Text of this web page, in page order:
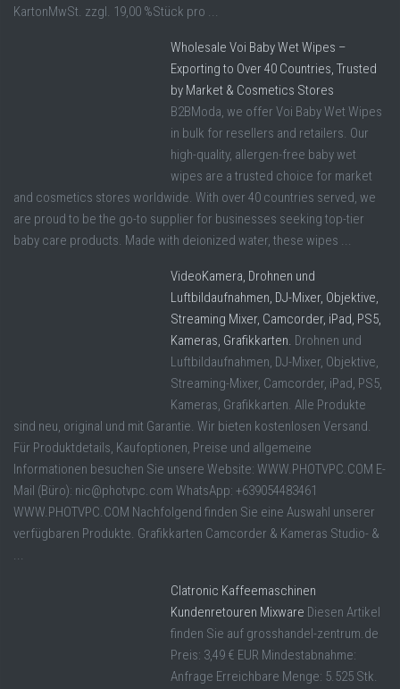
KartonMwSt. zzgl. 19,00 %Stück pro ...
Wholesale Voi Baby Wet Wipes –
Exporting to Over 40 Countries, Trusted
by Market & Cosmetics Stores
B2BModa, we offer Voi Baby Wet Wipes
in bulk for resellers and retailers. Our
high-quality, allergen-free baby wet
wipes are a trusted choice for market
and cosmetics stores worldwide. With over 40 countries served, we
are proud to be the go-to supplier for businesses seeking top-tier
baby care products. Made with deionized water, these wipes ...
VideoKamera, Drohnen und
Luftbildaufnahmen, DJ-Mixer, Objektive,
Streaming Mixer, Camcorder, iPad, PS5,
Kameras, Grafikkarten. Drohnen und
Luftbildaufnahmen, DJ-Mixer, Objektive,
Streaming-Mixer, Camcorder, iPad, PS5,
Kameras, Grafikkarten. Alle Produkte
sind neu, original und mit Garantie. Wir bieten kostenlosen Versand.
Für Produktdetails, Kaufoptionen, Preise und allgemeine
Informationen besuchen Sie unsere Website: WWW.PHOTVPC.COM E-
Mail (Büro): nic@photvpc.com WhatsApp: +639054483461
WWW.PHOTVPC.COM Nachfolgend finden Sie eine Auswahl unserer
verfügbaren Produkte. Grafikkarten Camcorder & Kameras Studio- &
...
Clatronic Kaffeemaschinen
Kundenretouren Mixware Diesen Artikel
finden Sie auf grosshandel-zentrum.de
Preis: 3,49 € EUR Mindestabnahme:
Anfrage Erreichbare Menge: 5.525 Stk.